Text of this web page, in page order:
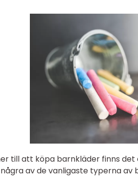
till att köpa barnkläder finns
av de vanligaste typerna